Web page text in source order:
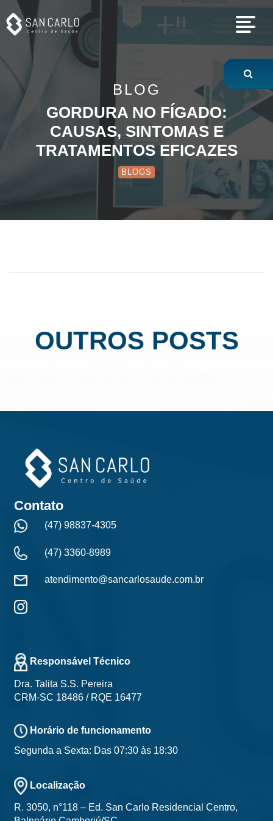
Gordura no
BLOG
GORDURA NO FÍGADO:
CAUSAS, SINTOMAS E
TRATAMENTOS EFICAZES
BLOGS
OUTROS POSTS
Contato
(47) 98837-4305
(47) 3360-8989
atendimento@sancarlosaude.com.br
Responsável Técnico
Dra. Talita S.S. Pereira
CRM-SC 18486 / RQE 16477
Horário de funcionamento
Segunda a Sexta: Das 07:30 às 18:30
Localização
R. 3050, n°118 – Ed. San Carlo Residencial Centro,